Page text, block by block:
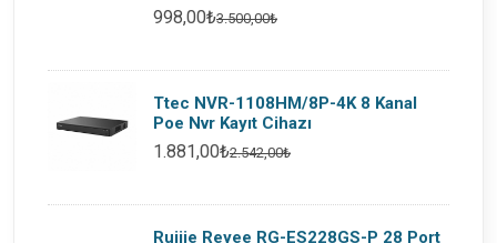
998,00₺3.500,00₺
Ttec NVR-1108HM/8P-4K 8 Kanal
Poe Nvr Kayıt Cihazı
1.881,00₺2.542,00₺
Ruijie Reyee RG-ES228GS-P 28 Port